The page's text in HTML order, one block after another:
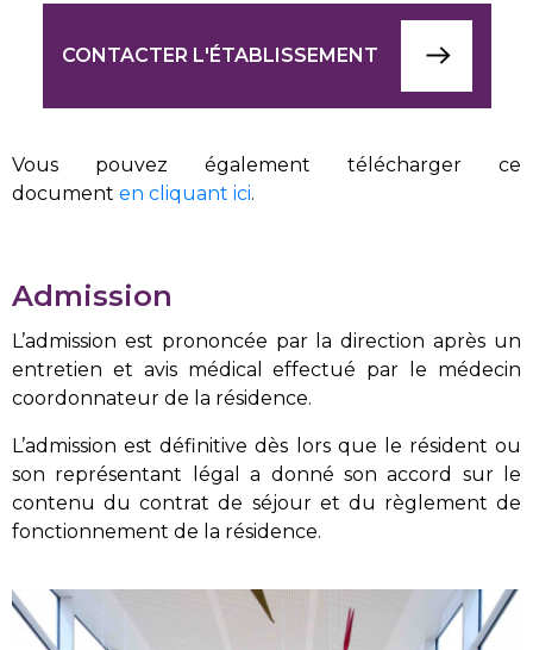
CONTACTER L'ÉTABLISSEMENT
Vous pouvez également télécharger ce
document en cliquant ici.
Admission
L’admission est prononcée par la direction après un
entretien et avis médical effectué par le médecin
coordonnateur de la résidence.
L’admission est définitive dès lors que le résident ou
son représentant légal a donné son accord sur le
contenu du contrat de séjour et du règlement de
fonctionnement de la résidence.